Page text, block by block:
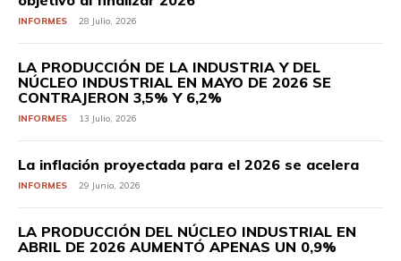
INFORMES 28 Julio, 2026
LA PRODUCCIÓN DE LA INDUSTRIA Y DEL
NÚCLEO INDUSTRIAL EN MAYO DE 2026 SE
CONTRAJERON 3,5% Y 6,2%
INFORMES 13 Julio, 2026
La inflación proyectada para el 2026 se acelera
INFORMES 29 Junio, 2026
LA PRODUCCIÓN DEL NÚCLEO INDUSTRIAL EN
ABRIL DE 2026 AUMENTÓ APENAS UN 0,9%